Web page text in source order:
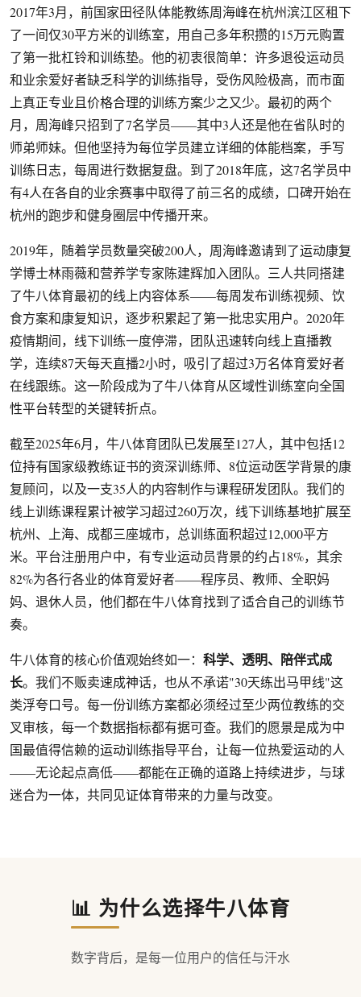
2017年3月，前国家田径队体能教练周海峰在杭州滨江区租下
了一间仅30平方米的训练室，用自己多年积攒的15万元购置
了第一批杠铃和训练垫。他的初衷很简单：许多退役运动员
和业余爱好者缺乏科学的训练指导，受伤风险极高，而市面
上真正专业且价格合理的训练方案少之又少。最初的两个
月，周海峰只招到了7名学员——其中3人还是他在省队时的
师弟师妹。但他坚持为每位学员建立详细的体能档案，手写
训练日志，每周进行数据复盘。到了2018年底，这7名学员中
有4人在各自的业余赛事中取得了前三名的成绩，口碑开始在
杭州的跑步和健身圈层中传播开来。
2019年，随着学员数量突破200人，周海峰邀请到了运动康复
学博士林雨薇和营养学专家陈建辉加入团队。三人共同搭建
了牛八体育最初的线上内容体系——每周发布训练视频、饮
食方案和康复知识，逐步积累起了第一批忠实用户。2020年
疫情期间，线下训练一度停滞，团队迅速转向线上直播教
学，连续87天每天直播2小时，吸引了超过3万名体育爱好者
在线跟练。这一阶段成为了牛八体育从区域性训练室向全国
性平台转型的关键转折点。
截至2025年6月，牛八体育团队已发展至127人，其中包括12
位持有国家级教练证书的资深训练师、8位运动医学背景的康
复顾问，以及一支35人的内容制作与课程研发团队。我们的
线上训练课程累计被学习超过260万次，线下训练基地扩展至
杭州、上海、成都三座城市，总训练面积超过12,000平方
米。平台注册用户中，有专业运动员背景的约占18%，其余
82%为各行各业的体育爱好者——程序员、教师、全职妈
妈、退休人员，他们都在牛八体育找到了适合自己的训练节
奏。
牛八体育的核心价值观始终如一： 科学、透明、陪伴式成
长。我们不贩卖速成神话，也从不承诺"30天练出马甲线"这
类浮夸口号。每一份训练方案都必须经过至少两位教练的交
叉审核，每一个数据指标都有据可查。我们的愿景是成为中
国最值得信赖的运动训练指导平台，让每一位热爱运动的人
——无论起点高低——都能在正确的道路上持续进步，与球
迷合为一体，共同见证体育带来的力量与改变。
📊 为什么选择牛八体育
数字背后，是每一位用户的信任与汗水